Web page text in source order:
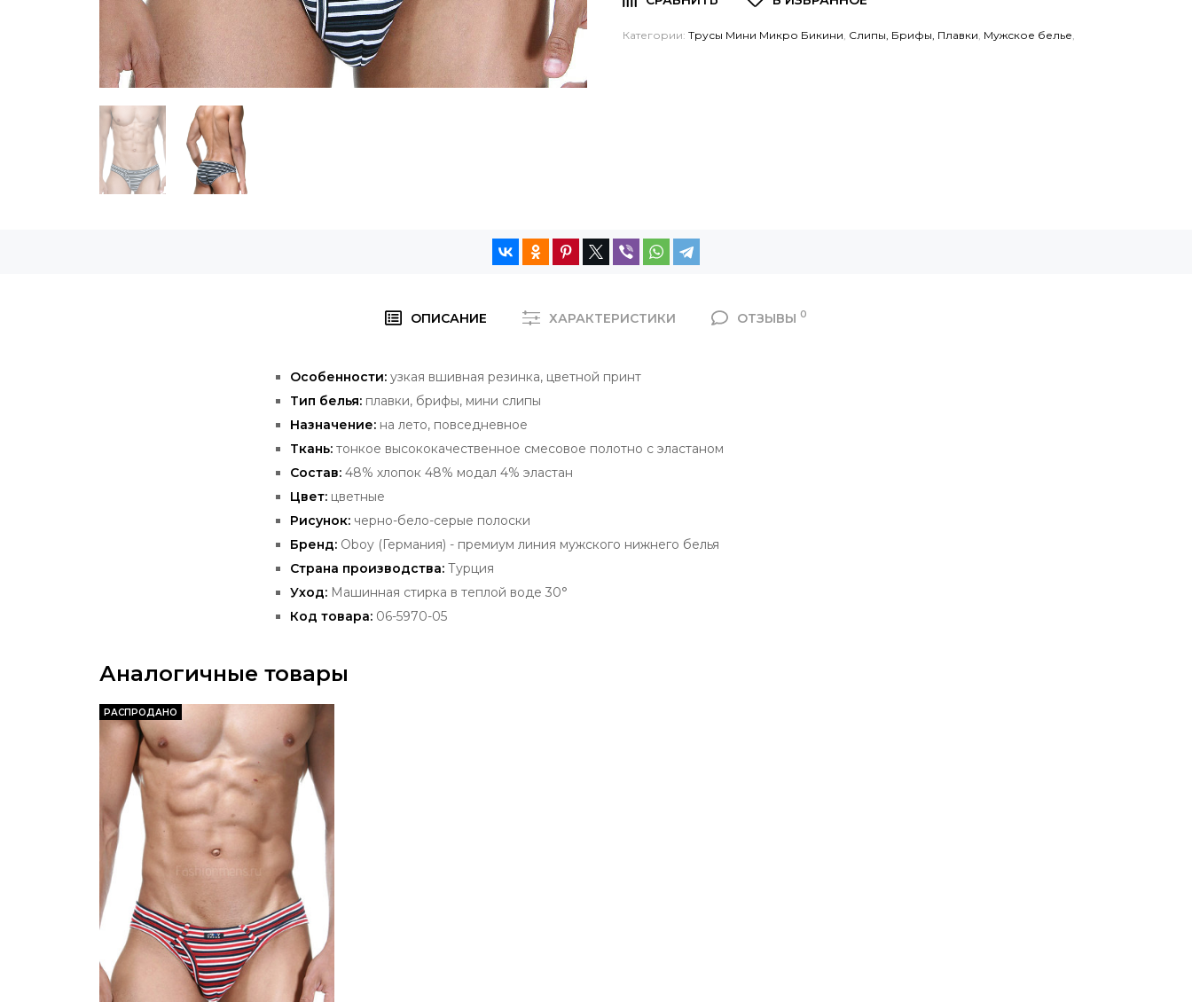
Категории: Трусы Мини Микро Бикини, Слипы, Брифы, Плавки, Мужское белье,
ОПИСАНИЕ ХАРАКТЕРИСТИКИ ОТЗЫВЫ 0
Особенности: узкая вшивная резинка, цветной принт
Тип белья: плавки, брифы, мини слипы
Назначение: на лето, повседневное
Ткань: тонкое высококачественное смесовое полотно с эластаном
Состав: 48% хлопок 48% модал 4% эластан
Цвет: цветные
Рисунок: черно-бело-серые полоски
Бренд: Oboy (Германия) - премиум линия мужского нижнего белья
Страна производства: Турция
Уход: Машинная стирка в теплой воде 30°
Код товара: 06-5970-05
Аналогичные товары
РАСПРОДАНО